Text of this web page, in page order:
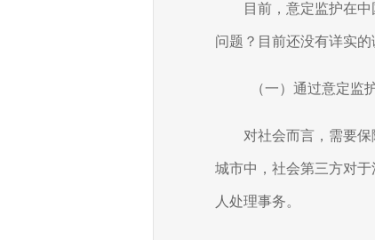
目前，意定监护在
问题？目前还没有详实
（一）通过意定监
对社会而言，需要
城市中，社会第三方对
人处理事务。